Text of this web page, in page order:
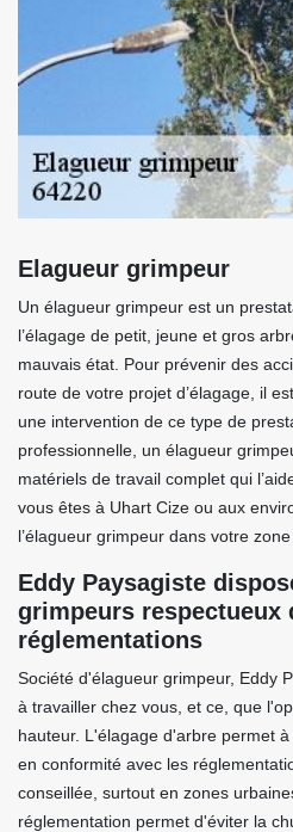
Elagueur grimpeur
Un élagueur grimpeur est un
l’élagage de petit, jeune et gros
mauvais état. Pour prévenir des
route de votre projet d’élagage, il
une intervention de ce type de
professionnelle, un élagueur
matériels de travail complet qui
vous êtes à Uhart Cize ou aux
l’élagueur grimpeur dans votre
Eddy Paysagiste
grimpeurs respectueux
réglementations
Société d'élagueur grimpeur, Eddy
à travailler chez vous, et ce, que
hauteur. L'élagage d'arbre permet
en conformité avec les
conseillée, surtout en zones
réglementation permet d'éviter la